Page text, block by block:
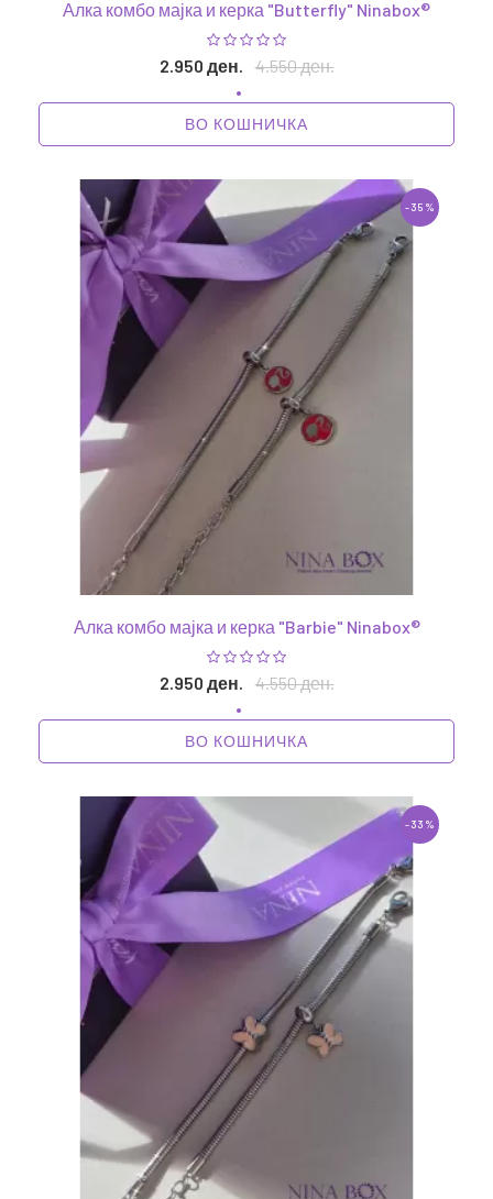
Алка комбо мајка и керка "Butterfly" Ninabox®
2.950 ден. 4.550 ден.
ВО КОШНИЧКА
-35%
Алка комбо мајка и керка "Barbie" Ninabox®
2.950 ден. 4.550 ден.
ВО КОШНИЧКА
-33%